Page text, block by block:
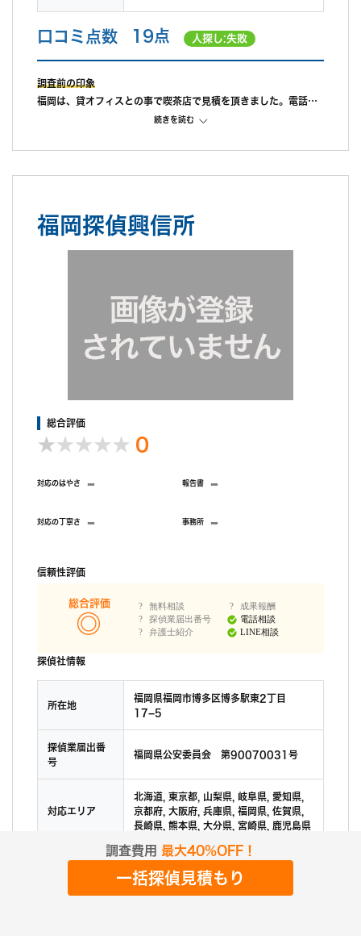
調査費用 最大40%OFF！
一括探偵見積もり
口コミ点数 19点 人探し:失敗
調査前の印象
福岡は、貸オフィスとの事で喫茶店で見積を頂きました。電話時
は、30万円と言っていたのに実際は、40万円で提示され、30万
調査中の印象
があり調査の日にちが足りないのでと追加費用を要求されまし
本当に調査したのか確認したく報告書の依頼をしたところ、追加
料金が発生しますと仰せ。 契約書に口答報告にチェックがあり、
記憶が曖昧ですが別途料金がかかるといわれて 口答にしたかと思
費を払い結局何の情報も得られず、ただただ腹だたしく騙された
感じでいっぱいです。 依頼したことをとても後悔しています。
続きを読む
福岡探偵興信所
総合評価
0
対応のはやさ - 報告書 -
対応の丁寧さ - 事務所 -
信頼性評価
総合評価
無料相談
探偵業届出番号
弁護士紹介
成果報酬
電話相談
LINE相談
探偵社情報
所在地
福岡県福岡市博多区博多駅東2丁目
17−5
探偵業届出番
号
福岡県公安委員会 第90070031号
対応エリア
北海道, 東京都, 山梨県, 岐阜県, 愛知県,
京都府, 大阪府, 兵庫県, 福岡県, 佐賀県,
長崎県, 熊本県, 大分県, 宮崎県, 鹿児島県
費用・料金